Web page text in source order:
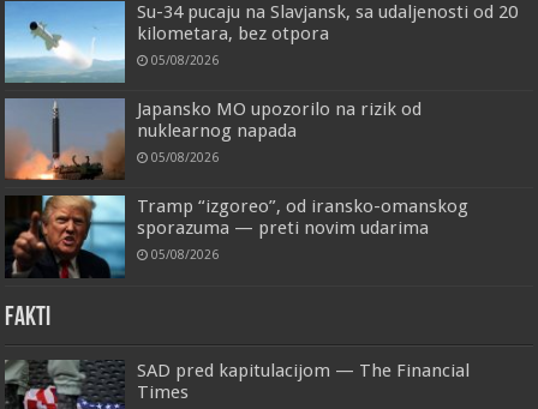
Su-34 pucaju na Slavjansk, sa udaljenosti od 20
kilometara, bez otpora
05/08/2026
Japansko MO upozorilo na rizik od
nuklearnog napada
05/08/2026
Tramp “izgoreo”, od iransko-omanskog
sporazuma — preti novim udarima
05/08/2026
FAKTI
SAD pred kapitulacijom — The Financial
Times